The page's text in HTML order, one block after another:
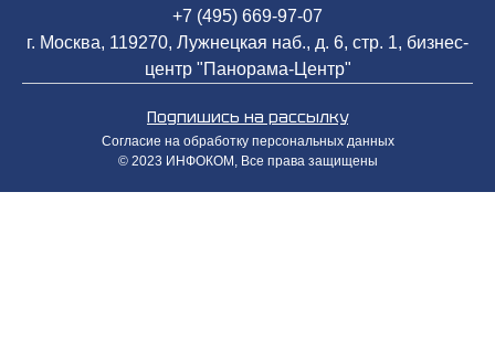
+7 (495) 669-97-07
г. Москва, 119270, Лужнецкая наб., д. 6, стр. 1, бизнес-
центр "Панорама-Центр"
Подпишись на рассылку
Согласие на обработку персональных данных
© 2023 ИНФОКОМ, Все права защищены